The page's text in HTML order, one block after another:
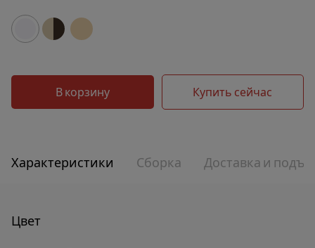
В корзину Купить сейчас
Характеристики Сборка Доставка и
Цвет